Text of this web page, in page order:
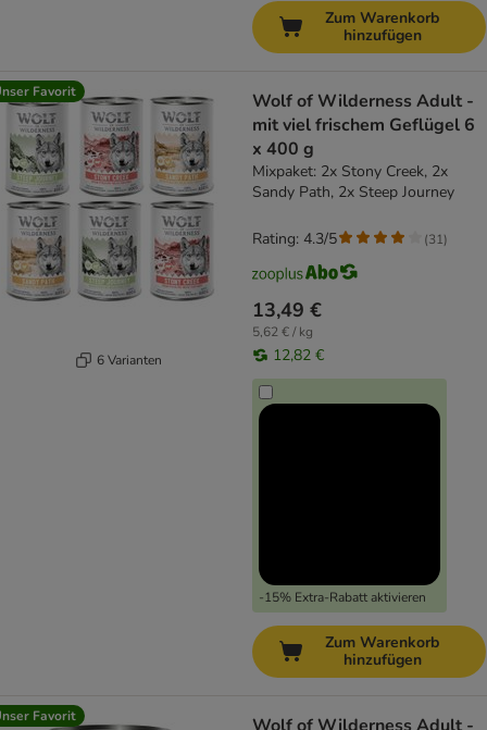
Zum Warenkorb
hinzufügen
Favorit
6 Varianten
Wolf of Wilderness Adult -
mit viel frischem Geflügel 6
x 400 g
Mixpaket: 2x Stony Creek, 2x
Sandy Path, 2x Steep Journey
13,49 €
5,62 € / kg
12,82 €
-15% Extra-Rabatt aktivieren
Rating: 4.3/5 (31)
Zum Warenkorb
hinzufügen
Favorit